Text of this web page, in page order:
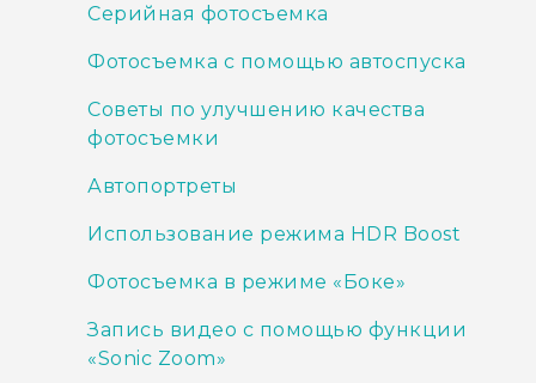
Серийная фотосъемка
Фотосъемка с помощью автоспуска
Советы по улучшению качества
фотосъемки
Автопортреты
Использование режима HDR Boost
Фотосъемка в режиме «Боке»
Запись видео с помощью функции
«Sonic Zoom»